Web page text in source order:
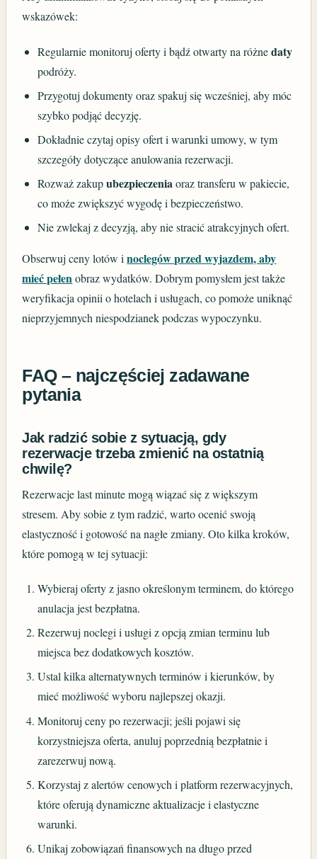
wskazówek:
Regularnie monitoruj oferty i bądź otwarty na różnedaty
podróży.
Przygotuj dokumenty oraz spakuj się wcześniej, aby móc
szybko podjąć decyzję.
Dokładnie czytaj opisy ofert i warunki umowy, w tym
szczegóły dotyczące anulowania rezerwacji.
Rozważ zakupubezpieczeniaoraz transferu w pakiecie,
co może zwiększyć wygodę i bezpieczeństwo.
Nie zwlekaj z decyzją, aby nie stracić atrakcyjnych ofert.
Obserwuj ceny lotów inoclegów przed wyjazdem, aby
mieć pełenobraz wydatków. Dobrym pomysłem jest także
weryfikacja opinii o hotelach i usługach, co pomoże uniknąć
nieprzyjemnych niespodzianek podczas wypoczynku.
FAQ – najczęściej zadawane
pytania
Jak radzić sobie z sytuacją, gdy
rezerwacje trzeba zmienić na ostatnią
chwilę?
Rezerwacje last minute mogą wiązać się z większym
stresem. Aby sobie z tym radzić, warto ocenić swoją
elastyczność i gotowość na nagłe zmiany. Oto kilka kroków,
które pomogą w tej sytuacji:
Wybieraj oferty z jasno określonym terminem, do którego
anulacja jest bezpłatna.
Rezerwuj noclegi i usługi z opcją zmian terminu lub
miejsca bez dodatkowych kosztów.
Ustal kilka alternatywnych terminów i kierunków, by
mieć możliwość wyboru najlepszej okazji.
Monitoruj ceny po rezerwacji; jeśli pojawi się
korzystniejsza oferta, anuluj poprzednią bezpłatnie i
zarezerwuj nową.
Korzystaj z alertów cenowych i platform rezerwacyjnych,
które oferują dynamiczne aktualizacje i elastyczne
warunki.
Unikaj zobowiązań finansowych na długo przed